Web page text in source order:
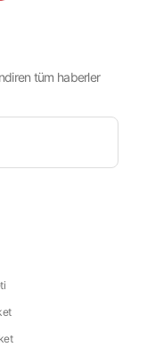
tüm haberler